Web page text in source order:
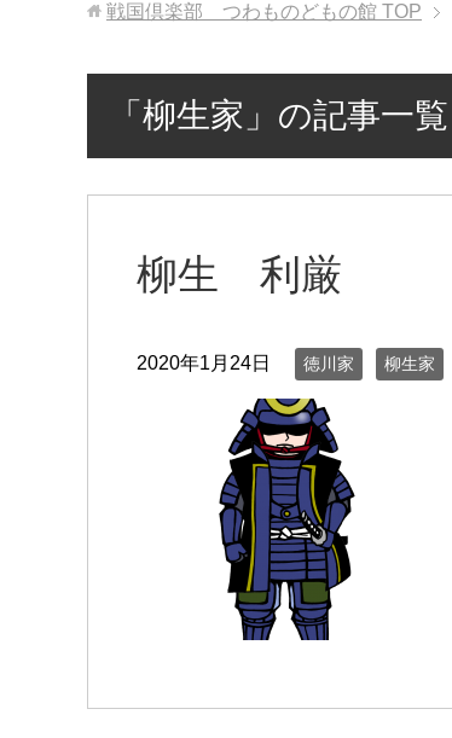
戦国倶楽部 つわものどもの館 TOP
「柳生家」の記事一覧
柳生 利厳
2020年1月24日 徳川家 柳生家